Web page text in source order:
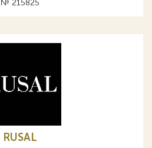
№ 215825
RUSAL